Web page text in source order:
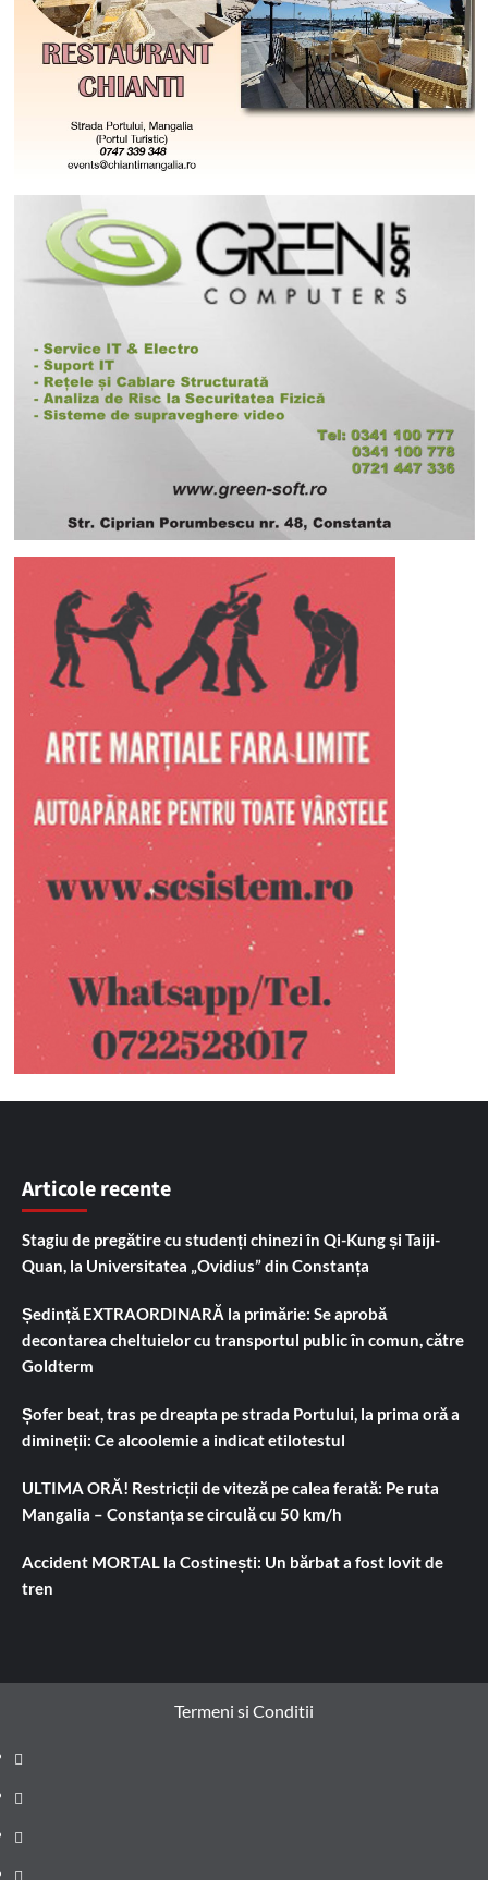
Articole recente
Stagiu de pregătire cu studenți chinezi în Qi-Kung și Taiji-
Quan, la Universitatea „Ovidius” din Constanța
Ședință EXTRAORDINARĂ la primărie: Se aprobă
decontarea cheltuielor cu transportul public în comun, către
Goldterm
Șofer beat, tras pe dreapta pe strada Portului, la prima oră a
dimineții: Ce alcoolemie a indicat etilotestul
ULTIMA ORĂ! Restricții de viteză pe calea ferată: Pe ruta
Mangalia – Constanța se circulă cu 50 km/h
Accident MORTAL la Costinești: Un bărbat a fost lovit de
tren
Termeni si Conditii
Prima
pagină
Știri
de
ultima
Administrație
locală
Actualitate